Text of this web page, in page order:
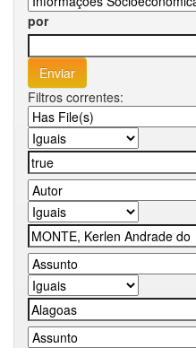
por
Filtros correntes: